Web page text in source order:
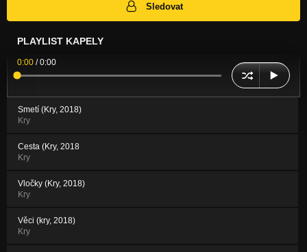
Sledovat
PLAYLIST KAPELY
0:00 /0:00
Smetí (Kry, 2018)
Kry
Cesta (Kry, 2018
Kry
Vločky (Kry, 2018)
Kry
Věci (kry, 2018)
Kry